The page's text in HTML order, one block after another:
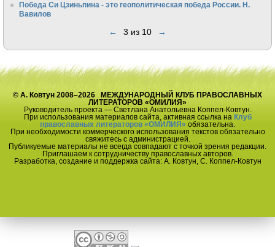
Победа Си Цзиньпина - это геополитическая победа России. Н.
Вавилов
← 3 из 10 →
© А. Ковтун 2008–2026 МЕЖДУНАРОДНЫЙ КЛУБ ПРАВОСЛАВНЫХ
ЛИТЕРАТОРОВ «ОМИЛИЯ»
Руководитель проекта — Светлана Анатольевна Коппел-Ковтун.
При использования материалов сайта, активная ссылка на Клуб
православных литераторов «ОМИЛИЯ» обязательна.
При необходимости коммерческого использования текстов обязательно
свяжитесь с администрацией.
Публикуемые материалы не всегда совпадают с точкой зрения редакции.
Приглашаем к сотрудничеству православных авторов.
Разработка, создание и поддержка сайта: А. Ковтун, С. Коппел-Ковтун